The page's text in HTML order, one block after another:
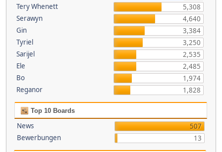
Tery Whenett
5,308
Serawyn
4,640
Gin
3,384
Tyriel
3,250
Sarijel
2,535
Ele
2,485
Bo
1,974
Reganor
1,828
Top 10 Boards
News
507
Bewerbungen
13